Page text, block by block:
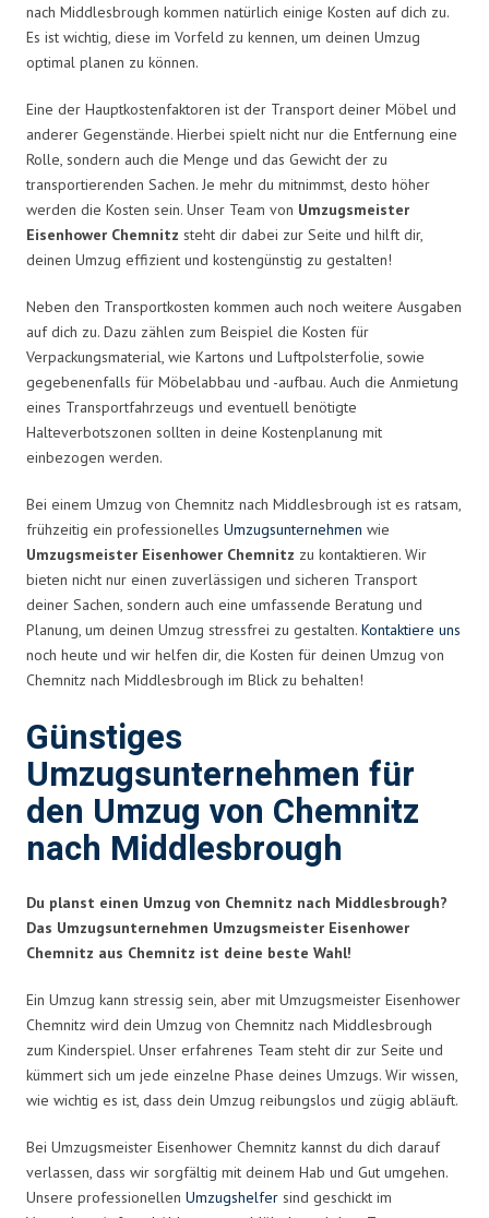
nach Middlesbrough kommen natürlich einige Kosten auf dich zu.
Es ist wichtig, diese im Vorfeld zu kennen, um deinen Umzug
optimal planen zu können.
Eine der Hauptkostenfaktoren ist der Transport deiner Möbel und
anderer Gegenstände. Hierbei spielt nicht nur die Entfernung eine
Rolle, sondern auch die Menge und das Gewicht der zu
transportierenden Sachen. Je mehr du mitnimmst, desto höher
werden die Kosten sein. Unser Team von Umzugsmeister
Eisenhower Chemnitz steht dir dabei zur Seite und hilft dir,
deinen Umzug effizient und kostengünstig zu gestalten!
Neben den Transportkosten kommen auch noch weitere Ausgaben
auf dich zu. Dazu zählen zum Beispiel die Kosten für
Verpackungsmaterial, wie Kartons und Luftpolsterfolie, sowie
gegebenenfalls für Möbelabbau und -aufbau. Auch die Anmietung
eines Transportfahrzeugs und eventuell benötigte
Halteverbotszonen sollten in deine Kostenplanung mit
einbezogen werden.
Bei einem Umzug von Chemnitz nach Middlesbrough ist es ratsam,
frühzeitig ein professionelles Umzugsunternehmen wie
Umzugsmeister Eisenhower Chemnitz zu kontaktieren. Wir
bieten nicht nur einen zuverlässigen und sicheren Transport
deiner Sachen, sondern auch eine umfassende Beratung und
Planung, um deinen Umzug stressfrei zu gestalten. Kontaktiere uns
noch heute und wir helfen dir, die Kosten für deinen Umzug von
Chemnitz nach Middlesbrough im Blick zu behalten!
Günstiges
Umzugsunternehmen für
den Umzug von Chemnitz
nach Middlesbrough
Du planst einen Umzug von Chemnitz nach Middlesbrough?
Das Umzugsunternehmen Umzugsmeister Eisenhower
Chemnitz aus Chemnitz ist deine beste Wahl!
Ein Umzug kann stressig sein, aber mit Umzugsmeister Eisenhower
Chemnitz wird dein Umzug von Chemnitz nach Middlesbrough
zum Kinderspiel. Unser erfahrenes Team steht dir zur Seite und
kümmert sich um jede einzelne Phase deines Umzugs. Wir wissen,
wie wichtig es ist, dass dein Umzug reibungslos und zügig abläuft.
Bei Umzugsmeister Eisenhower Chemnitz kannst du dich darauf
verlassen, dass wir sorgfältig mit deinem Hab und Gut umgehen.
Unsere professionellen Umzugshelfer sind geschickt im